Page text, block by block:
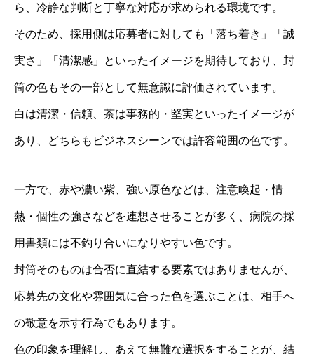
ら、冷静な判断と丁寧な対応が求められる環境です。
そのため、採用側は応募者に対しても「落ち着き」「誠
実さ」「清潔感」といったイメージを期待しており、封
筒の色もその一部として無意識に評価されています。
白は清潔・信頼、茶は事務的・堅実といったイメージが
あり、どちらもビジネスシーンでは許容範囲の色です。
一方で、赤や濃い紫、強い原色などは、注意喚起・情
熱・個性の強さなどを連想させることが多く、病院の採
用書類には不釣り合いになりやすい色です。
封筒そのものは合否に直結する要素ではありませんが、
応募先の文化や雰囲気に合った色を選ぶことは、相手へ
の敬意を示す行為でもあります。
色の印象を理解し、あえて無難な選択をすることが、結